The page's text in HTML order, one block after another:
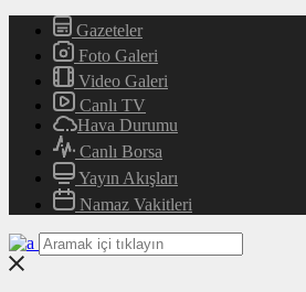
Gazeteler
Foto Galeri
Video Galeri
Canlı TV
Hava Durumu
Canlı Borsa
Yayın Akışları
Namaz Vakitleri